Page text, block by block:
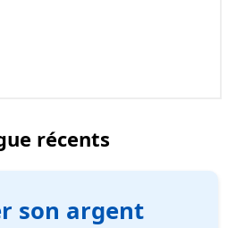
récents
son argent